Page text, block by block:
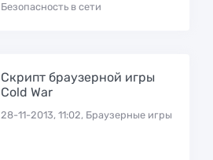
Безопасность в сети
Скрипт браузерной игры
Cold War
28-11-2013, 11:02, Браузерные игры